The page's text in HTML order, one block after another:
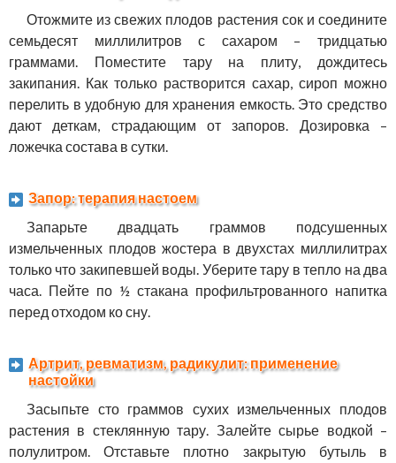
Отожмите из свежих плодов растения сок и соедините
семьдесят миллилитров с сахаром – тридцатью
граммами. Поместите тару на плиту, дождитесь
закипания. Как только растворится сахар, сироп можно
перелить в удобную для хранения емкость. Это средство
дают деткам, страдающим от запоров. Дозировка –
ложечка состава в сутки.
Запор: терапия настоем
Запарьте двадцать граммов подсушенных
измельченных плодов жостера в двухстах миллилитрах
только что закипевшей воды. Уберите тару в тепло на два
часа. Пейте по ½ стакана профильтрованного напитка
перед отходом ко сну.
Артрит, ревматизм, радикулит: применение
настойки
Засыпьте сто граммов сухих измельченных плодов
растения в стеклянную тару. Залейте сырье водкой –
полулитром. Отставьте плотно закрытую бутыль в